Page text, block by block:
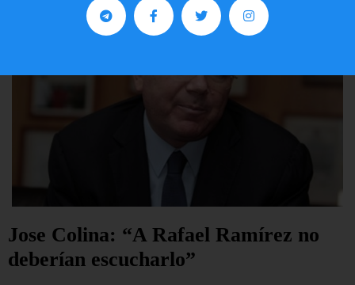
Jose Colina: “A Rafael Ramírez no
deberían escucharlo”